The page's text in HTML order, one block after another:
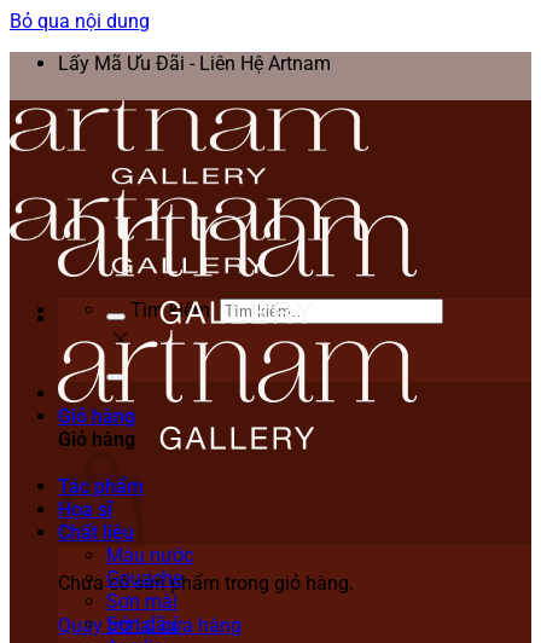
Bỏ qua nội dung
Lấy Mã Ưu Đãi - Liên Hệ Artnam
Tìm kiếm:
Giỏ hàng
Giỏ hàng
Chưa có sản phẩm trong giỏ hàng.
Quay trở lại cửa hàng
Tác phẩm
Họa sĩ
Chất liệu
Màu nước
Gouache
Sơn mài
Sơn dầu